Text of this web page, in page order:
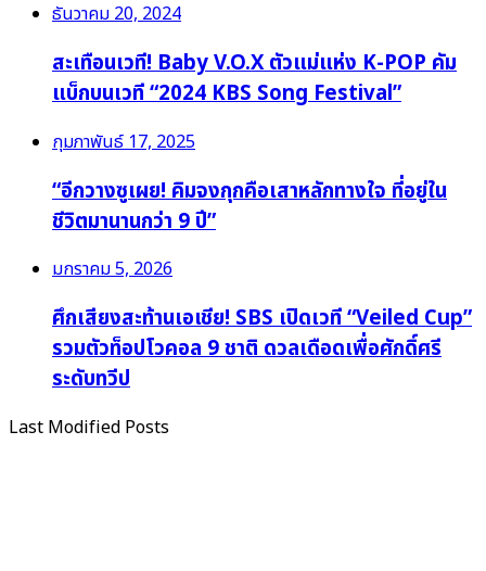
ธันวาคม 20, 2024
สะเทือนเวที! Baby V.O.X ตัวแม่แห่ง K-POP คัม
แบ็กบนเวที “2024 KBS Song Festival”
กุมภาพันธ์ 17, 2025
“อีกวางซูเผย! คิมจงกุกคือเสาหลักทางใจ ที่อยู่ใน
ชีวิตมานานกว่า 9 ปี”
มกราคม 5, 2026
ศึกเสียงสะท้านเอเชีย! SBS เปิดเวที “Veiled Cup”
รวมตัวท็อปโวคอล 9 ชาติ ดวลเดือดเพื่อศักดิ์ศรี
ระดับทวีป
Last Modified Posts